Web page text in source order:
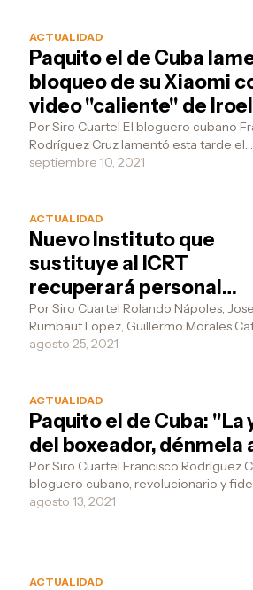
ACTUALIDAD
Paquito el de Cuba
bloqueo de su Xiaomi
video "caliente" de Iroel
Sánchez
Por Siro Cuartel El bloguero cubano
Rodríguez Cruz lamentó esta tarde el
bloqueo de su celular Xiaomi, pues dijo
septiembre 10, 2021
ACTUALIDAD
Nuevo Instituto que
sustituye al ICRT
recuperará personal
antiguo
Por Siro Cuartel Rolando Nápoles,
Rumbaut Lopez, Guillermo Morales
Deisy Ballmajó y varios otros
agosto 25, 2021
ACTUALIDAD
Paquito el de Cuba: "La
del boxeador, dénmela
Por Siro Cuartel Francisco Rodríguez
bloguero cubano, revolucionario y
amante de las recarguitas del
agosto 13, 2021
ACTUALIDAD